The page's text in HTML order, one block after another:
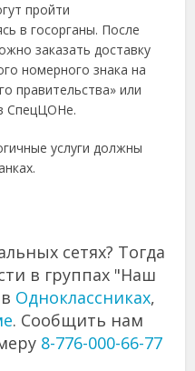
пройти
в госорганы. После
заказать доставку
номерного знака на
правительства» или
СпецЦОНе.
услуги должны
сетях? Тогда
в группах "Наш
Одноклассниках,
. Сообщить нам
8-776-000-66-77